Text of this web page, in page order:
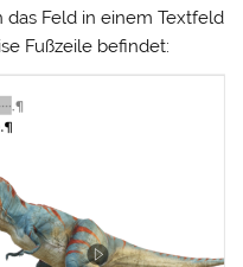
Feld in einem Textfeld
Fußzeile befindet: